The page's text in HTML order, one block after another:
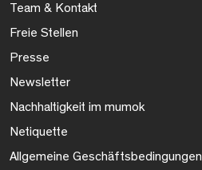
Team & Kontakt
Freie Stellen
Presse
Newsletter
Nachhaltigkeit im mumok
Netiquette
Allgemeine Geschäftsbedingungen